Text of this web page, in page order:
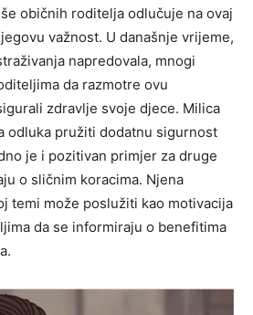
običnih roditelja odlučuje na ovaj
važnost. U današnje vrijeme,
napredovala, mnogi
da razmotre ovu
zdravlje svoje djece. Milica
odluka pružiti dodatnu sigurnost
je i pozitivan primjer za druge
o sličnim koracima. Njena
temi može poslužiti kao motivacija
da se informiraju o benefitima